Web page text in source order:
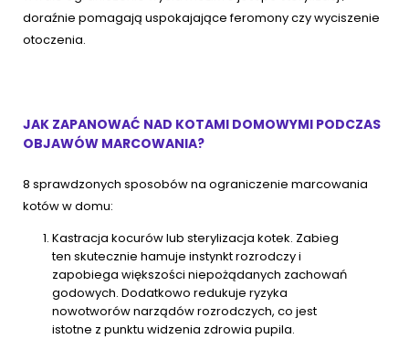
doraźnie pomagają uspokajające feromony czy wyciszenie
otoczenia.
JAK ZAPANOWAĆ NAD KOTAMI DOMOWYMI PODCZAS
OBJAWÓW MARCOWANIA?
8 sprawdzonych sposobów na ograniczenie marcowania
kotów w domu:
Kastracja kocurów lub sterylizacja kotek. Zabieg
ten skutecznie hamuje instynkt rozrodczy i
zapobiega większości niepożądanych zachowań
godowych. Dodatkowo redukuje ryzyka
nowotworów narządów rozrodczych, co jest
istotne z punktu widzenia zdrowia pupila.